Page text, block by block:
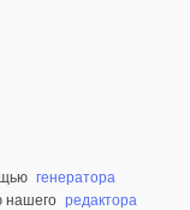
генератора
нашего редактора